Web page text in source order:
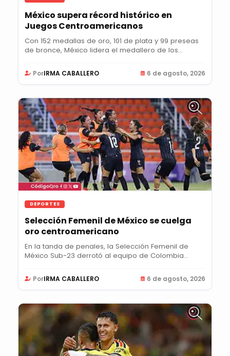
México supera récord histórico en
Juegos Centroamericanos
Con 152 medallas de oro, 101 de plata y 99 preseas
de bronce, México lidera el medallero de los...
PorIRMA CABALLERO 6 de agosto, 2026
DEPORTES
Selección Femenil de México se cuelga
oro centroamericano
En la tanda de penales, la Selección Femenil de
México Sub-23 derrotó al equipo de Colombia
PorIRMA CABALLERO 6 de agosto, 2026